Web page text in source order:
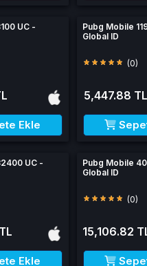
UC -
Ekle
Pubg Mobile
Global ID
(0)
5,447.88 TL
UC -
Ekle
Pubg Mobile
Global ID
(0)
15,106.82